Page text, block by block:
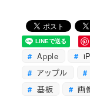
Apple
アップル
基板
画